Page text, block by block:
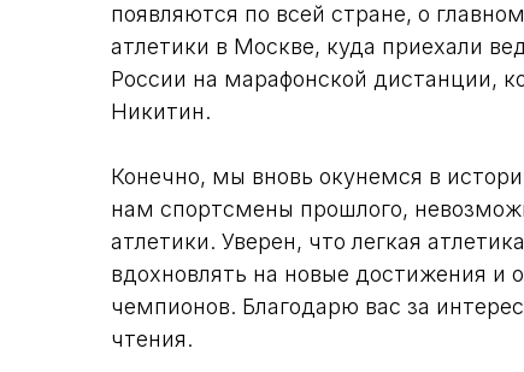
появляются по всей стране, о
атлетики в Москве, куда приехали
России на марафонской дистанции,
Никитин.
Конечно, мы вновь окунемся в
нам спортсмены прошлого,
атлетики. Уверен, что легкая
вдохновлять на новые достижения и
чемпионов. Благодарю вас за
чтения.